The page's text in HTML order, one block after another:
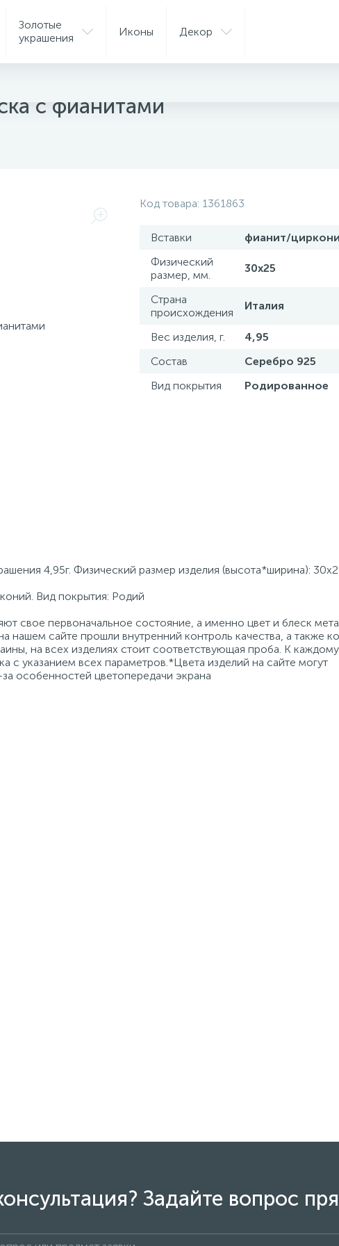
Золотые
украшения
Иконы Декор
с фианитами
Код товара: 1361863
Вставки
фианит/
Физический
размер, мм.
30х25
Страна
происхождения
Италия
Вес изделия, г.
4,95
Состав
Серебро 925
Вид покрытия
Родированное
4,95г. Физический размер изделия (высота*ширина):
Вид покрытия: Родий
свое первоначальное состояние, а именно цвет и блеск
нашем сайте прошли внутренний контроль качества, а также
на всех изделиях стоит соответствующая проба. К каждому
с указанием всех параметров.*Цвета изделий на сайте могут
особенностей цветопередачи экрана
Задайте вопрос